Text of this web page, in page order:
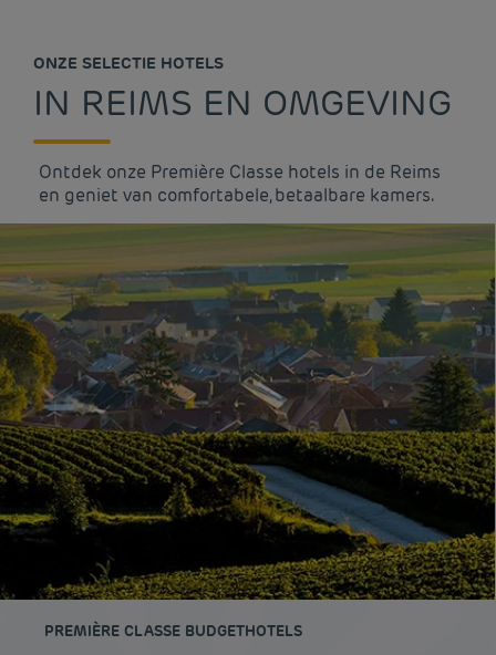
ONZE SELECTIE HOTELS
IN REIMS EN OMGEVING
Ontdek onze Première Classe hotels in de Reims
en geniet van comfortabele, betaalbare kamers.
PREMIÈRE CLASSE BUDGETHOTELS